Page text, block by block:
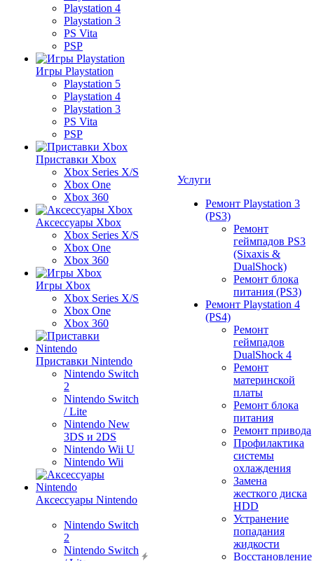
Playstation 4
Playstation 3
PS Vita
PSP
Игры Playstation
Playstation 5
Playstation 4
Playstation 3
PS Vita
PSP
Приставки Xbox
Xbox Series X/S
Xbox One
Xbox 360
Аксессуары Xbox
Xbox Series X/S
Xbox One
Xbox 360
Игры Xbox
Xbox Series X/S
Xbox One
Xbox 360
Приставки Nintendo
Nintendo Switch
2
Nintendo Switch
/ Lite
Nintendo New
3DS и 2DS
Nintendo Wii U
Nintendo Wii
Аксессуары Nintendo
Nintendo Switch
2
Nintendo Switch
Услуги
Ремонт Playstation 3
(PS3)
Ремонт
геймпадов PS3
(Sixaxis &
DualShock)
Ремонт блока
питания (PS3)
Ремонт Playstation 4
(PS4)
Ремонт
геймпадов
DualShock 4
Ремонт
материнской
платы
Ремонт блока
питания
Ремонт привода
Профилактика
системы
охлаждения
Замена
жесткого диска
HDD
Устранение
попадания
жидкости
Восстановление